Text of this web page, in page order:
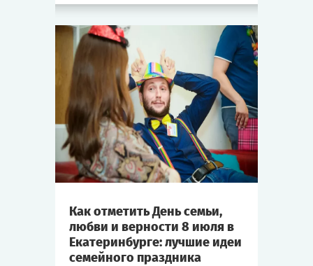
Как отметить День семьи,
любви и верности 8 июля в
Екатеринбурге: лучшие идеи
семейного праздника